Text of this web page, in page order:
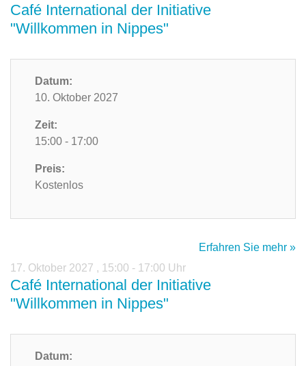
Café International der Initiative
"Willkommen in Nippes"
Datum:
10. Oktober 2027
Zeit:
15:00 - 17:00
Preis:
Kostenlos
Erfahren Sie mehr »
17. Oktober 2027 , 15:00 - 17:00 Uhr
Café International der Initiative
"Willkommen in Nippes"
Datum: